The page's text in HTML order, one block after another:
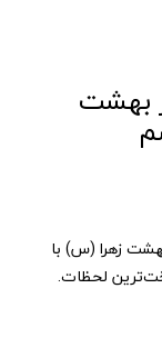
بهشت
زهرا (س) با
لحظات.